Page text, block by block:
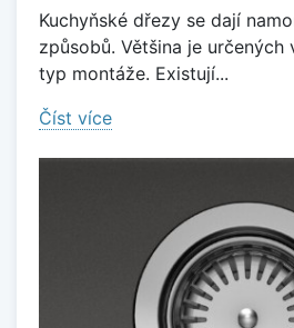
Kuchyňské dřezy se dají
způsobů. Většina je určených
typ montáže. Existují...
Číst více